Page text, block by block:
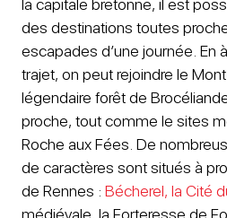
la capitale bretonne, il est
des destinations toutes
escapades d’une journée. En
trajet, on peut rejoindre le
légendaire forêt de
proche, tout comme le sites
Roche aux Fées. De
de caractères sont situés à
de Rennes : Bécherel, la Cité
médiévale, la Forteresse de